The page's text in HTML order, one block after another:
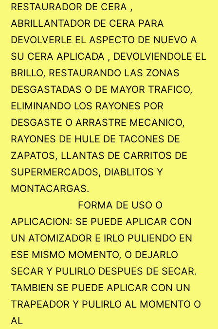
RESTAURADOR DE CERA ,
ABRILLANTADOR DE CERA PARA
DEVOLVERLE EL ASPECTO DE NUEVO A
SU CERA APLICADA , DEVOLVIENDOLE EL
BRILLO, RESTAURANDO LAS ZONAS
DESGASTADAS O DE MAYOR TRAFICO,
ELIMINANDO LOS RAYONES POR
DESGASTE O ARRASTRE MECANICO,
RAYONES DE HULE DE TACONES DE
ZAPATOS, LLANTAS DE CARRITOS DE
SUPERMERCADOS, DIABLITOS Y
MONTACARGAS.
FORMA DE USO O
APLICACION: SE PUEDE APLICAR CON
UN ATOMIZADOR E IRLO PULIENDO EN
ESE MISMO MOMENTO, O DEJARLO
SECAR Y PULIRLO DESPUES DE SECAR.
TAMBIEN SE PUEDE APLICAR CON UN
TRAPEADOR Y PULIRLO AL MOMENTO O
AL